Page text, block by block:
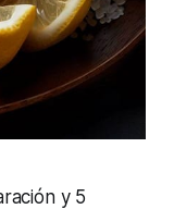
y 5